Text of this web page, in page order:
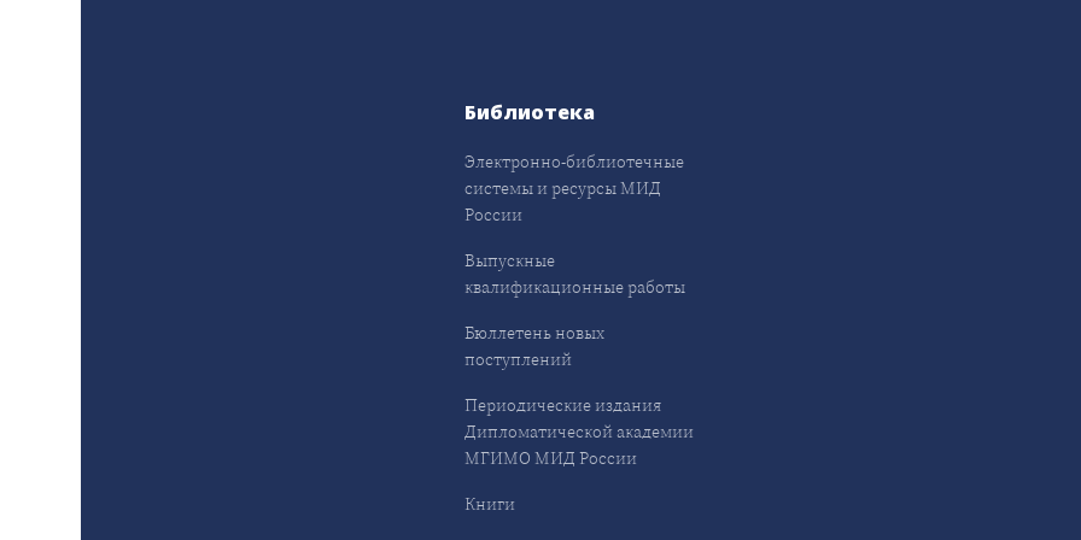
Библиотека
Электронно-библиотечные
системы и ресурсы МИД
России
Выпускные
квалификационные работы
Бюллетень новых
поступлений
Периодические издания
Дипломатической академии
МГИМО МИД России
Книги